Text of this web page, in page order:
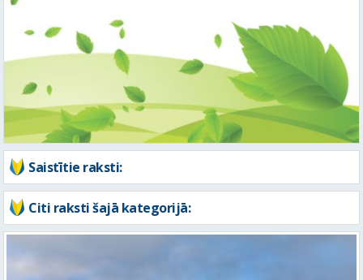
Saistītie raksti:
Citi raksti šajā kategorijā: